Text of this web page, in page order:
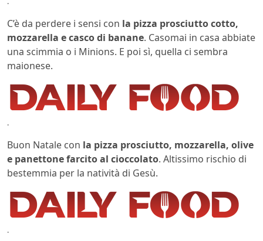
C’è da perdere i sensi con la pizza prosciutto cotto,
mozzarella e casco di banane. Casomai in casa abbiate
una scimmia o i Minions. E poi sì, quella ci sembra
maionese.
.
Buon Natale con la pizza prosciutto, mozzarella, olive
e panettone farcito al cioccolato. Altissimo rischio di
bestemmia per la natività di Gesù.
.